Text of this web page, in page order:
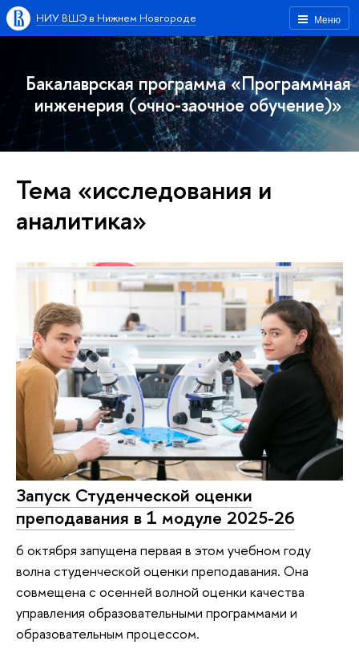
Меню
НИУ ВШЭ в Нижнем Новгороде
Бакалаврская программа «Программная
инженерия (очно-заочное обучение)»
Тема «исследования и
аналитика»
Запуск Студенческой оценки
преподавания в 1 модуле 2025-26
6 октября запущена первая в этом учебном году
волна студенческой оценки преподавания. Она
совмещена с осенней волной оценки качества
управления образовательными программами и
образовательным процессом.